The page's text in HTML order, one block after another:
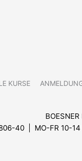
KURSE
40 | MO-FR 10-